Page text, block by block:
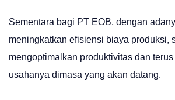
Sementara bagi PT EOB, dengan
meningkatkan efisiensi biaya produksi,
mengoptimalkan produktivitas dan
usahanya dimasa yang akan datang.